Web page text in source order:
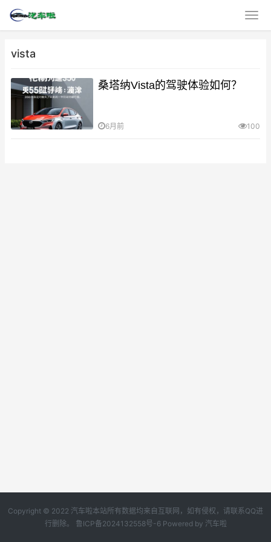
vista
桑塔纳Vista的驾驶体验如何？
6月前 100
Copyright © 2022 汽车啦本站所有数据均来自互联网，如有侵权，请联系QQ进
行删除。 鲁ICP备2024132558号-6Powered by 汽车啦